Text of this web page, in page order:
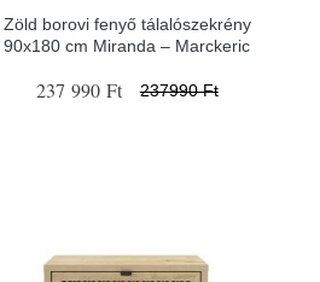
Zöld borovi fenyő tálalószekrény
90x180 cm Miranda – Marckeric
237 990 Ft 237990 Ft